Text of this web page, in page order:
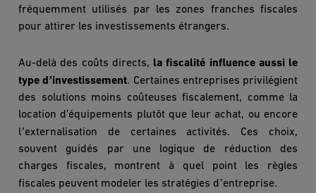
fréquemment utilisés par les zones franches fiscales
pour attirer les investissements étrangers.
Au-delà des coûts directs, la fiscalité influence aussi le
type d’investissement. Certaines entreprises privilégient
des solutions moins coûteuses fiscalement, comme la
location d’équipements plutôt que leur achat, ou encore
l’externalisation de certaines activités. Ces choix,
souvent guidés par une logique de réduction des
charges fiscales, montrent à quel point les règles
fiscales peuvent modeler les stratégies d’entreprise.